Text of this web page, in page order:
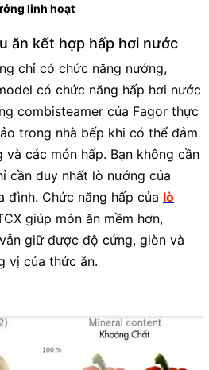
linh hoạt
ăn kết hợp hấp hơi nước
chỉ có chức năng nướng,
có chức năng hấp hơi nước
combisteamer của Fagor thực
trong nhà bếp khi có thể đảm
và các món hấp. Bạn không cần
cần duy nhất lò nướng của
đình. Chức năng hấp của lò
giúp món ăn mềm hơn,
giữ được độ cứng, giòn và
vị của thức ăn.